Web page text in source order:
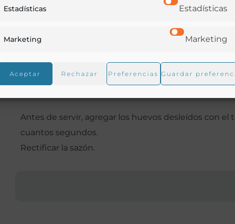
Estadísticas Estadísticas
Marketing Marketing
Aceptar Rechazar Preferencias Guardar
rehogar subiendo el fuego ligeramente.
Agregar el choricero, la guindilla y la salsa de tomate.
Añadir el bacalao medio desmigado con las manos
cocer lentamente durante 20 minutos, aplastando
Antes de servir, agregar los huevos desleídos con
cuantos segundos.
Rectificar la sazón.